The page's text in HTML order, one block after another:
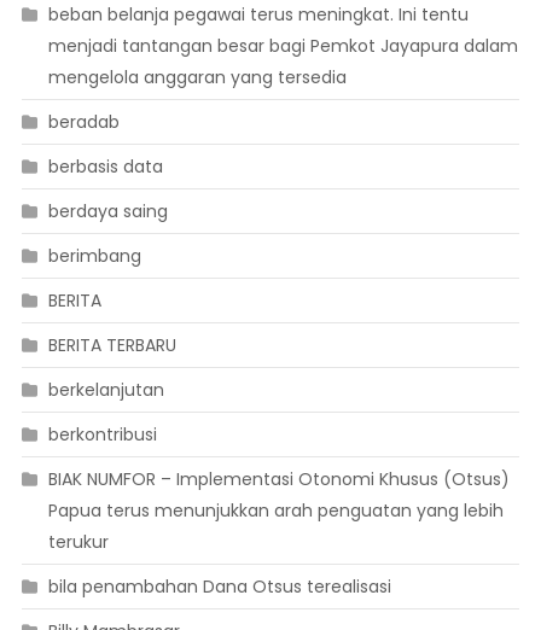
beban belanja pegawai terus meningkat. Ini tentu
menjadi tantangan besar bagi Pemkot Jayapura dalam
mengelola anggaran yang tersedia
beradab
berbasis data
berdaya saing
berimbang
BERITA
BERITA TERBARU
berkelanjutan
berkontribusi
BIAK NUMFOR – Implementasi Otonomi Khusus (Otsus)
Papua terus menunjukkan arah penguatan yang lebih
terukur
bila penambahan Dana Otsus terealisasi